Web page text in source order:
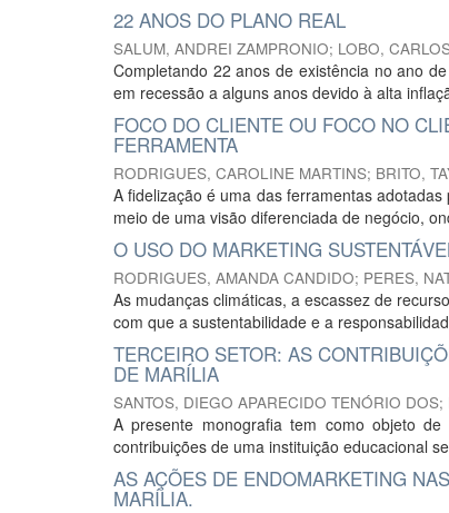
22 ANOS DO PLANO REAL
SALUM, ANDREI ZAMPRONIO; LOBO,
Completando 22 anos de existência no ano
em recessão a alguns anos devido à alta
FOCO DO CLIENTE OU FOCO NO
FERRAMENTA
RODRIGUES, CAROLINE MARTINS; BRITO,
A fidelização é uma das ferramentas
meio de uma visão diferenciada de negócio,
O USO DO MARKETING
RODRIGUES, AMANDA CANDIDO; PERES,
As mudanças climáticas, a escassez de
com que a sustentabilidade e a
TERCEIRO SETOR: AS
DE MARÍLIA
SANTOS, DIEGO APARECIDO TENÓRIO DOS;
A presente monografia tem como objeto
contribuições de uma instituição educacional
AS AÇÕES DE ENDOMARKETING
MARÍLIA.